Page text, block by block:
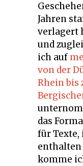
Jahren
verlagert
und
ich auf
von der
Rhein bis
das
für Texte,
enthalten
komme